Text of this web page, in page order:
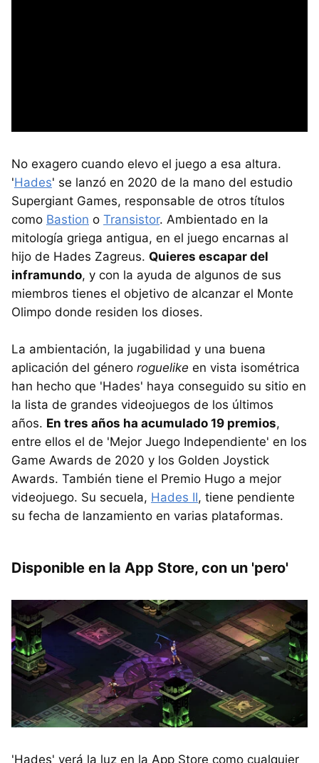
No exagero cuando elevo el juego a esa altura.
'Hades' se lanzó en 2020 de la mano del estudio
Supergiant Games, responsable de otros títulos
como Bastion o Transistor. Ambientado en la
mitología griega antigua, en el juego encarnas al
hijo de Hades Zagreus. Quieres escapar del
inframundo, y con la ayuda de algunos de sus
miembros tienes el objetivo de alcanzar el Monte
Olimpo donde residen los dioses.
La ambientación, la jugabilidad y una buena
aplicación del género roguelike en vista isométrica
han hecho que 'Hades' haya conseguido su sitio en
la lista de grandes videojuegos de los últimos
años. En tres años ha acumulado 19 premios,
entre ellos el de 'Mejor Juego Independiente' en los
Game Awards de 2020 y los Golden Joystick
Awards. También tiene el Premio Hugo a mejor
videojuego. Su secuela, Hades II, tiene pendiente
su fecha de lanzamiento en varias plataformas.
Disponible en la App Store, con un 'pero'
'Hades' verá la luz en la App Store como cualquier